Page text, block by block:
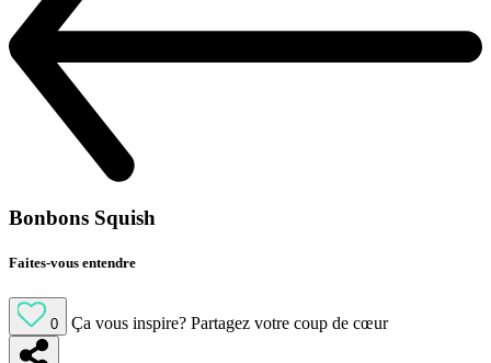
Bonbons Squish
Faites-vous entendre
0 Ça vous inspire? Partagez votre coup de cœur